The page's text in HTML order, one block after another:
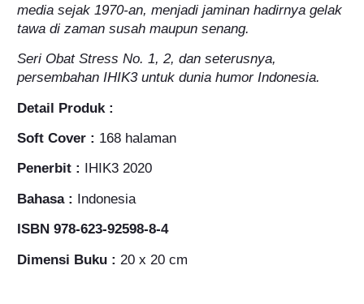
media sejak 1970-an, menjadi jaminan hadirnya gelak
tawa di zaman susah maupun senang.
Seri Obat Stress No. 1, 2, dan seterusnya,
persembahan IHIK3 untuk dunia humor Indonesia.
Detail Produk :
Soft Cover : 168 halaman
Penerbit :
IHIK3 2020
Bahasa : Indonesia
ISBN 978-623-92598-8-4
Dimensi Buku : 20 x 20 cm